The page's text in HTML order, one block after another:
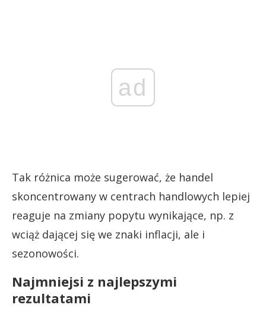
ad
Tak różnica może sugerować, że handel
skoncentrowany w centrach handlowych lepiej
reaguje na zmiany popytu wynikające, np. z
wciąż dającej się we znaki inflacji, ale i
sezonowości.
Najmniejsi z najlepszymi
rezultatami